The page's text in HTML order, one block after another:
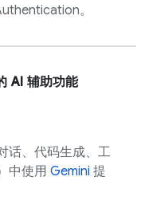
。
AI 辅助功能
话、代码生成、工
中使用 Gemini 提